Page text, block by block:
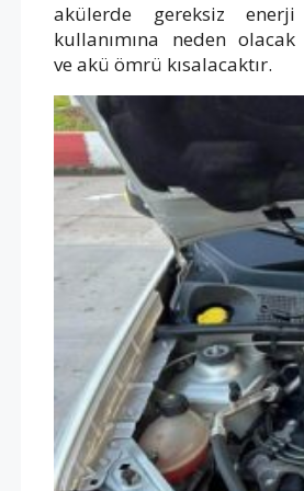
akülerde gereksiz enerji
kullanımına neden olacak
ve akü ömrü kısalacaktır.